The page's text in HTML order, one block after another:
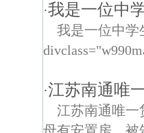
·我是一位中
我是一位中学
·江苏南通唯
江苏南通唯一